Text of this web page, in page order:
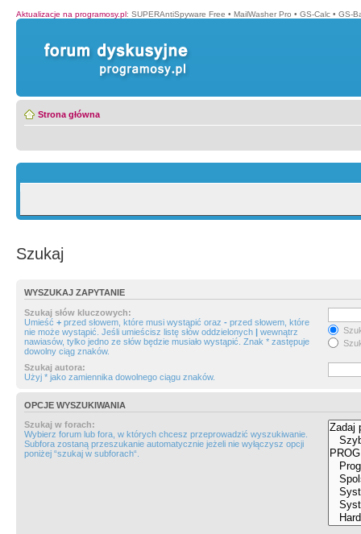
Aktualizacje na programosy.pl: SUPERAntiSpyware Free • MailWasher Pro • GS-Calc • GS-
Strona główna
Szukaj
WYSZUKAJ ZAPYTANIE
Szukaj słów kluczowych:
Umieść + przed słowem, które musi wystąpić oraz - przed słowem, które
nie może wystąpić. Jeśli umieścisz listę słów oddzielonych | wewnątrz
nawiasów, tylko jedno ze słów będzie musiało wystąpić. Znak * zastępuje
dowolny ciąg znaków.
Szukaj autora:
Użyj * jako zamiennika dowolnego ciągu znaków.
OPCJE WYSZUKIWANIA
Szukaj w forach:
Wybierz forum lub fora, w których chcesz przeprowadzić wyszukiwanie.
Subfora zostaną przeszukanie automatycznie jeżeli nie wyłączysz opcji
poniżej “szukaj w subforach“.